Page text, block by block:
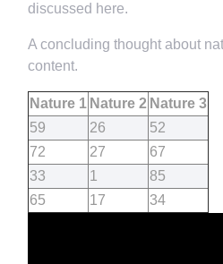
discussed here.
A concluding thought about
content.
Nature 1 Nature 2 Nature 3
59
26
52
72
27
67
33
1
85
65
17 34